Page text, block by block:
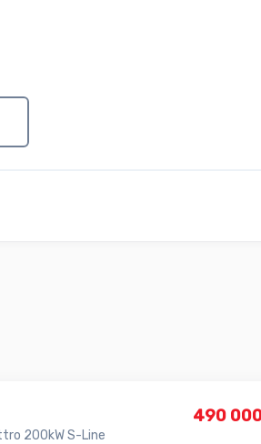
200kW S-Line
490